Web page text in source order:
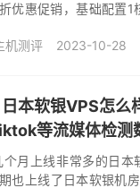
优惠促销，基础配置
机测评
2023-10-28
本软银VPS怎么
等流媒体检测
月上线非常多的日本
也上线了日本软银机